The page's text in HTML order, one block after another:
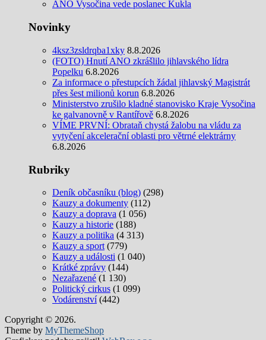
ANO Vysočina vede poslanec Kukla
Novinky
4ksz3zsldrqba1xky 8.8.2026
(FOTO) Hnutí ANO zkrášlilo jihlavského lídra
Popelku 6.8.2026
Za informace o přestupcích žádal jihlavský Magistrát
přes šest milionů korun 6.8.2026
Ministerstvo zrušilo kladné stanovisko Kraje Vysočina
ke galvanovně v Rantířově 6.8.2026
VÍME PRVNÍ: Obrataň chystá žalobu na vládu za
vytyčení akcelerační oblasti pro větrné elektrárny
6.8.2026
Rubriky
Deník občasníku (blog) (298)
Kauzy a dokumenty (112)
Kauzy a doprava (1 056)
Kauzy a historie (188)
Kauzy a politika (4 313)
Kauzy a sport (779)
Kauzy a události (1 040)
Krátké zprávy (144)
Nezařazené (1 130)
Politický cirkus (1 099)
Vodárenství(442)
Copyright © 2026.
Theme by MyThemeShop